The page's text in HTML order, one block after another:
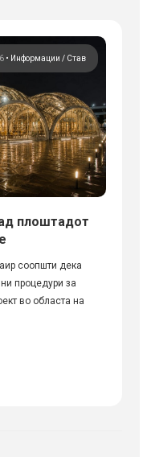
• Информации Став
плоштадот
соопшти дека
процедури за
во областа на